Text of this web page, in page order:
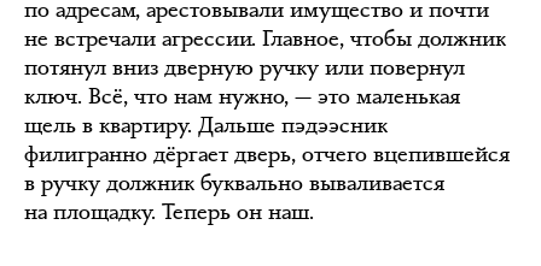
по адресам, арестовывали имущество и почти
не встречали агрессии. Главное, чтобы должник
потянул вниз дверную ручку или повернул
ключ. Всё, что нам нужно, — это маленькая
щель в квартиру. Дальше пэдээсник
филигранно дёргает дверь, отчего вцепившейся
в ручку должник буквально вываливается
на площадку. Теперь он наш.